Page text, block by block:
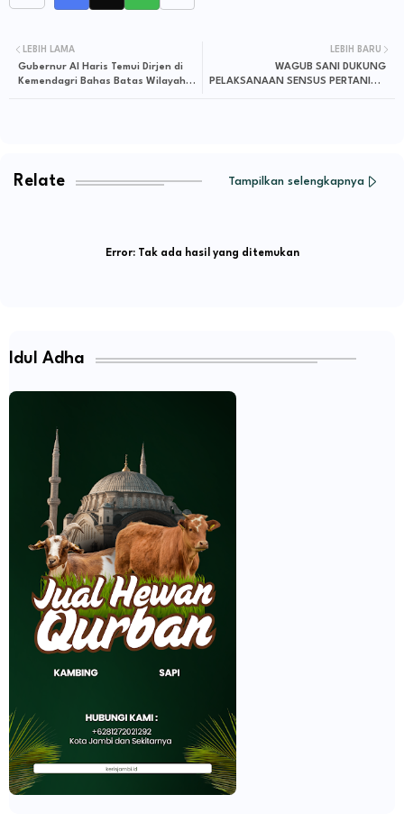
LEBIH BARU
WAGUB SANI DUKUNG
PELAKSANAAN SENSUS PERTANIAN
LEBIH LAMA
Gubernur Al Haris Temui Dirjen di
Kemendagri Bahas Batas Wilayah
Relate Tampilkan selengkapnya
Error:Tak ada hasil yang ditemukan
Idul Adha